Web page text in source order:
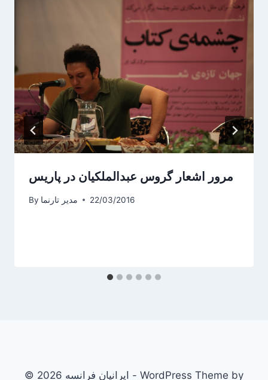
مرور اشعار گروس عبدالملکیان در پاریس
By مدیر تارنما 22/03/2016
© 2026 ایرانیان فرانسه - WordPress Theme by